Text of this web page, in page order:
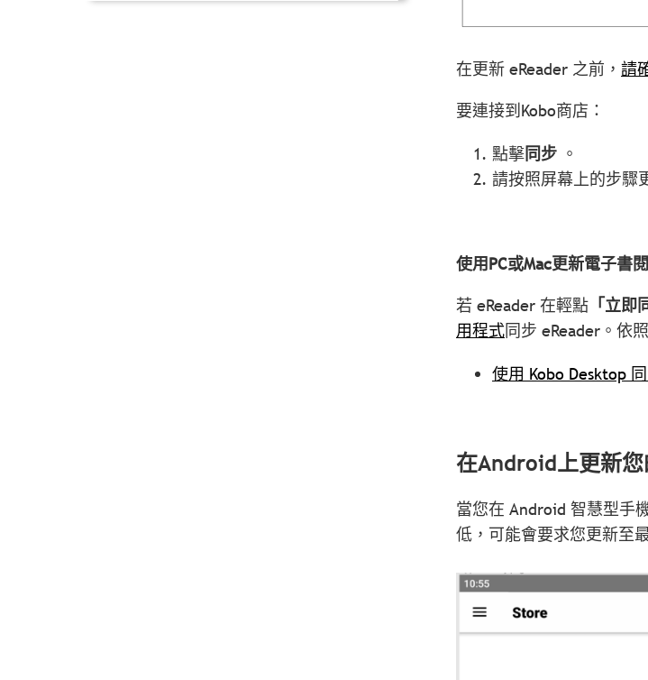
在更新 eReader 之前， 請
要連接到Kobo商店：
點擊同步 。
請按照屏幕上的步驟
使用PC或Mac更新電子書
若 eReader 在輕點 「立即
用程式同步 eReader。依
使用 Kobo Desktop
在Android上更新
當您在 Android 智慧型手
低，可能會要求您更新至